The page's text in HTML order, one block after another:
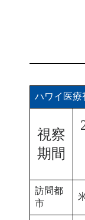
ハワイ医療
視察
期間
訪問都
市